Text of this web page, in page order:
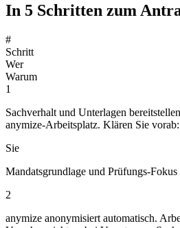
In 5 Schritten zum
#
Schritt
Wer
Warum
1
Sachverhalt und Unterlagen
anymize-Arbeitsplatz. Klären Sie
Sie
Mandatsgrundlage und Prüfungs-Fokus
2
anymize anonymisiert automatisch.